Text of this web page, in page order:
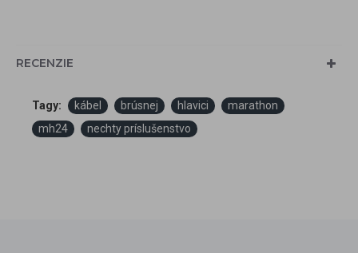
RECENZIE
Tagy: kábel brúsnej hlavici
marathon
mh24
nechty príslušenstvo